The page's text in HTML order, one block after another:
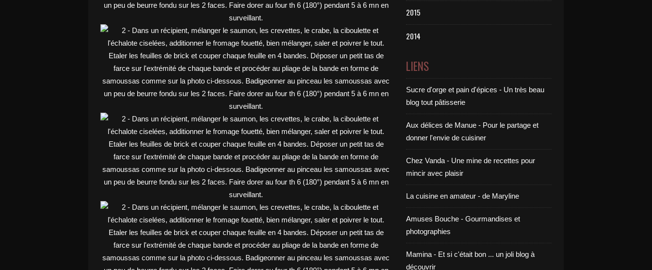
2015
2014
LIENS
Sucre d'orge et pain d'épices - Un très beau
blog tout pâtisserie
Aux délices de Manue - Pour le partage et
donner l'envie de cuisiner
Chez Vanda - Une mine de recettes pour
mincir avec plaisir
La cuisine en amateur - de Maryline
Amuses Bouche - Gourmandises et
photographies
Mamina - Et si c'était bon ... un joli blog à
découvrir